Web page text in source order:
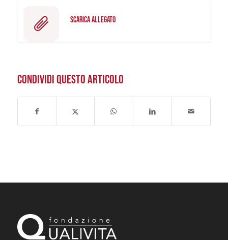
SCARICA ALLEGATO
CONDIVIDI QUESTO ARTICOLO